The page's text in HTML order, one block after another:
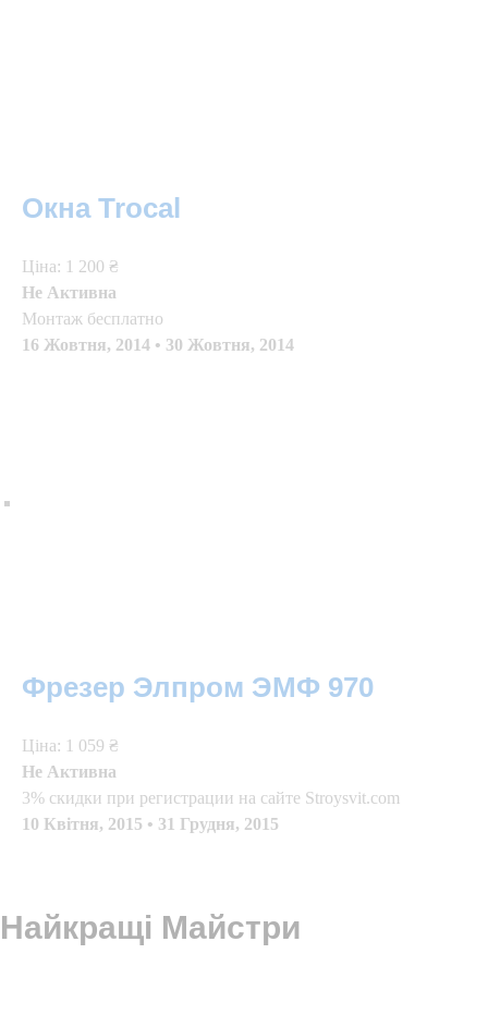
Окна Trocal
Цiна: 1 200 ₴
Не Активна
Монтаж бесплатно
16 Жовтня, 2014 • 30 Жовтня, 2014
Фрезер Элпром ЭМФ 970
Цiна: 1 059 ₴
Не Активна
3% скидки при регистрации на сайте Stroysvit.com
10 Квітня, 2015 • 31 Грудня, 2015
Найкращі Майстри